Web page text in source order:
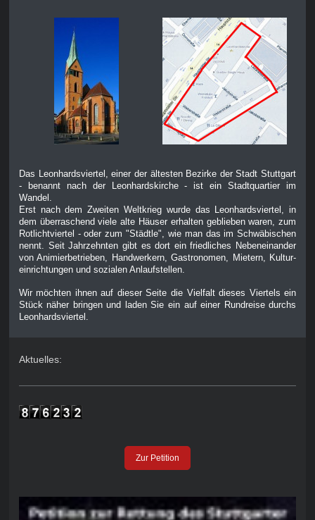
Das Leonhardsviertel, einer der ältesten Bezirke der Stadt Stuttgart
- benannt nach der Leonhardskirche - ist ein Stadtquartier im
Wandel.
Erst nach dem Zweiten Weltkrieg wurde das Leonhardsviertel, in
dem überraschend viele alte Häuser erhalten geblieben waren, zum
Rotlichtviertel - oder zum "Städtle", wie man das im Schwäbischen
nennt. Seit Jahrzehnten gibt es dort ein friedliches Nebeneinander
von Animierbetrieben, Handwerkern, Gastronomen, Mietern, Kultur-
einrichtungen und sozialen Anlaufstellen.
Wir möchten ihnen auf dieser Seite die Vielfalt dieses Viertels ein
Stück näher bringen und laden Sie ein auf einer Rundreise durchs
Leonhardsviertel.
Aktuelles:
Zur Petition